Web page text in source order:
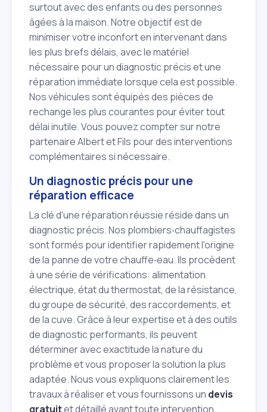
surtout avec des enfants ou des personnes
âgées à la maison. Notre objectif est de
minimiser votre inconfort en intervenant dans
les plus brefs délais, avec le matériel
nécessaire pour un diagnostic précis et une
réparation immédiate lorsque cela est possible.
Nos véhicules sont équipés des pièces de
rechange les plus courantes pour éviter tout
délai inutile. Vous pouvez compter sur notre
partenaire Albert et Fils pour des interventions
complémentaires si nécessaire.
Un diagnostic précis pour une
réparation efficace
La clé d'une réparation réussie réside dans un
diagnostic précis. Nos plombiers‑chauffagistes
sont formés pour identifier rapidement l'origine
de la panne de votre chauffe‑eau. Ils procèdent
à une série de vérifications: alimentation
électrique, état du thermostat, de la résistance,
du groupe de sécurité, des raccordements, et
de la cuve. Grâce à leur expertise et à des outils
de diagnostic performants, ils peuvent
déterminer avec exactitude la nature du
problème et vous proposer la solution la plus
adaptée. Nous vous expliquons clairement les
travaux à réaliser et vous fournissons un devis
gratuitet détaillé avant toute intervention.